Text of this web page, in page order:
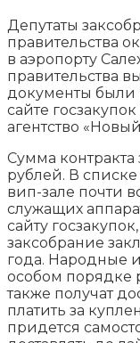
Депутаты
правительства
в аэропорту
правительства
документы
сайте
агентство «Новый
Сумма контракта
рублей. В списке
вип-зале почти
служащих
сайту
заксобрание
года. Народные
особом порядке
также получат
платить за
придется